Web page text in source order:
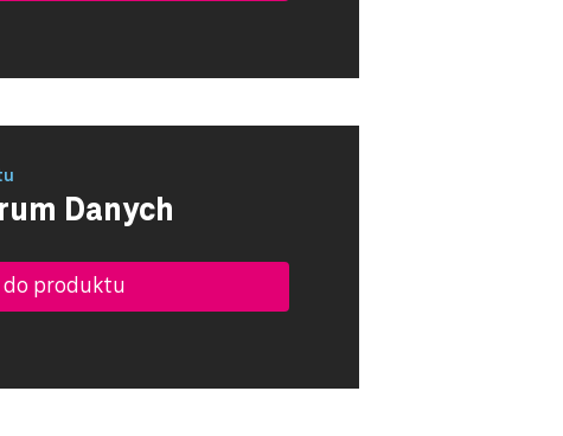
Danych
do produktu